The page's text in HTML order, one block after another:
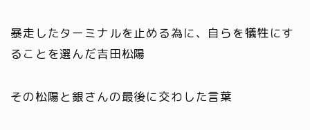
暴走したターミナルを止める為に、自らを犠牲にす
ることを選んだ吉田松陽
その松陽と銀さんの最後に交わした言葉